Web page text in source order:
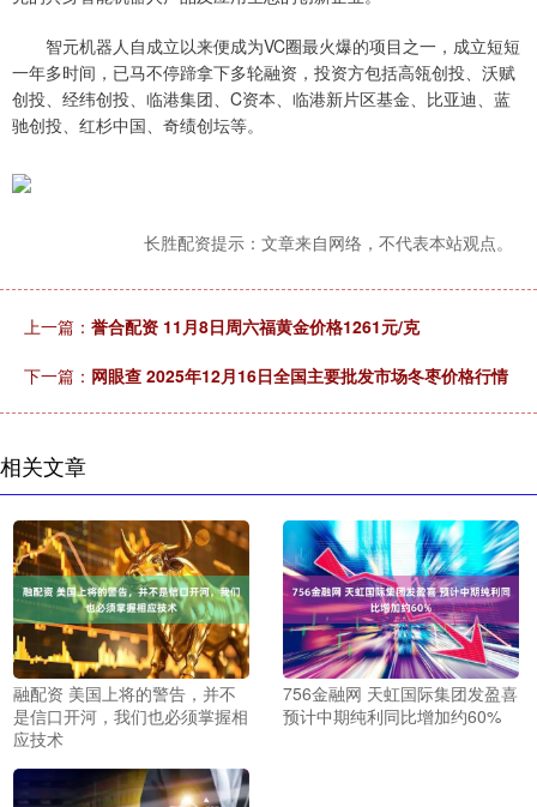
智元机器人自成立以来便成为VC圈最火爆的项目之一，成立短短
一年多时间，已马不停蹄拿下多轮融资，投资方包括高瓴创投、沃赋
创投、经纬创投、临港集团、C资本、临港新片区基金、比亚迪、蓝
驰创投、红杉中国、奇绩创坛等。
长胜配资提示：文章来自网络，不代表本站观点。
上一篇： 誉合配资 11月8日周六福黄金价格1261元/克
下一篇： 网眼查 2025年12月16日全国主要批发市场冬枣价格行情
相关文章
融配资 美国上将的警告，并不
是信口开河，我们也必须掌握相
应技术
756金融网 天虹国际集团发盈喜
预计中期纯利同比增加约60%